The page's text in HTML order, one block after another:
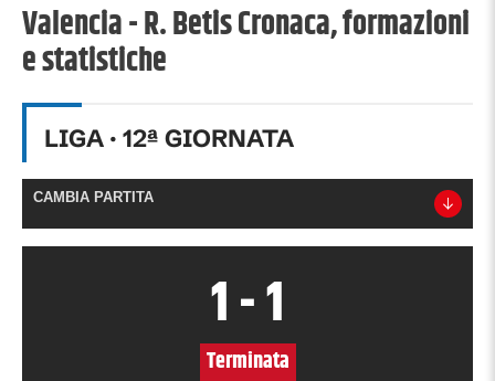
Valencia - R. Betis Cronaca, formazioni
e statistiche
LIGA · 12ª GIORNATA
CAMBIA PARTITA
1-1
Terminata